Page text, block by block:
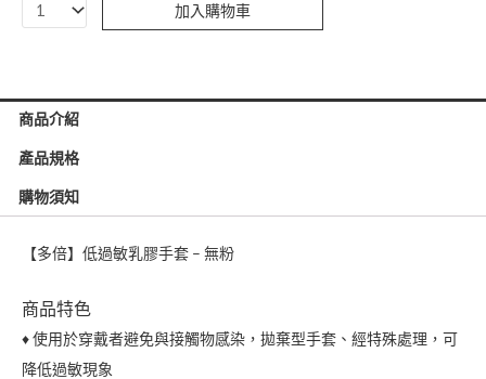
敏
手
–
無
數
加入購物車
商品介紹
產品規格
購物須知
【多倍】低過敏乳膠手套 – 無粉
商品特色
♦ 使用於穿戴者避免與接觸物感染，拋棄型手套、經特殊處理，可
降低過敏現象